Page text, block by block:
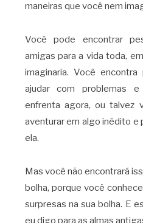
maneiras que você nem
Você pode encontrar
amigas para a vida toda,
imaginaria. Você
ajudar com problemas
enfrenta agora, ou talvez
aventurar em algo inédito e
ela.
Mas você não encontrará
bolha, porque você
surpresas na sua bolha. E
eu digo para as almas